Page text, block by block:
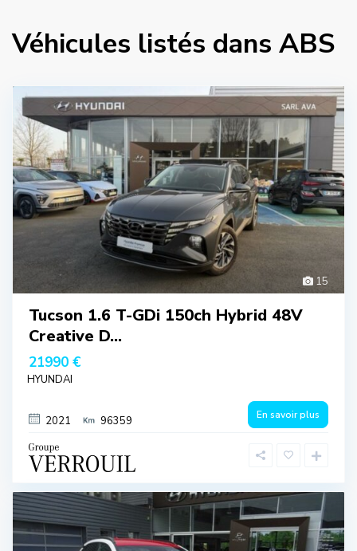
Véhicules listés dans ABS
15
Tucson 1.6 T-GDi 150ch Hybrid 48V
Creative D...
21990 €
HYUNDAI
2021 96359 En savoir plus